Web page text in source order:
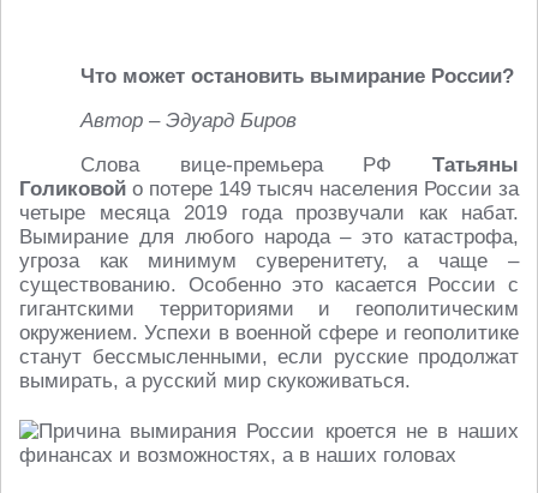
Что может остановить вымирание России?
Автор – Эдуард Биров
Слова вице-премьера РФ Татьяны
Голиковой о потере 149 тысяч населения России за
четыре месяца 2019 года прозвучали как набат.
Вымирание для любого народа – это катастрофа,
угроза как минимум суверенитету, а чаще –
существованию. Особенно это касается России с
гигантскими территориями и геополитическим
окружением. Успехи в военной сфере и геополитике
станут бессмысленными, если русские продолжат
вымирать, а русский мир скукоживаться.